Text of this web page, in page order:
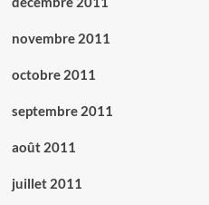
novembre 2011
octobre 2011
septembre 2011
août 2011
juillet 2011